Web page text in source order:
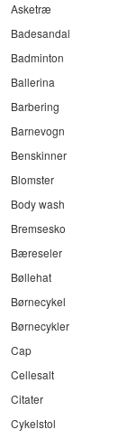
Asketræ
Badesandal
Badminton
Ballerina
Barbering
Barnevogn
Benskinner
Blomster
Body wash
Bremsesko
Bæreseler
Bøllehat
Børnecykel
Børnecykler
Cap
Cellesalt
Citater
Cykelstol